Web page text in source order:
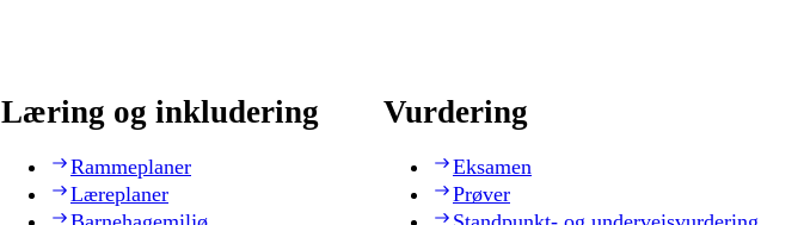
Læring og inkludering
Rammeplaner
Læreplaner
Vurdering
Eksamen
Prøver